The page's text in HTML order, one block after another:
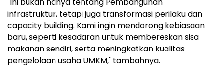
"Ini bukan hanya tentang Pembangunan
infrastruktur, tetapi juga transformasi perilaku dan
capacity building. Kami ingin mendorong kebiasaan
baru, seperti kesadaran untuk membereskan sisa
makanan sendiri, serta meningkatkan kualitas
pengelolaan usaha UMKM," tambahnya.